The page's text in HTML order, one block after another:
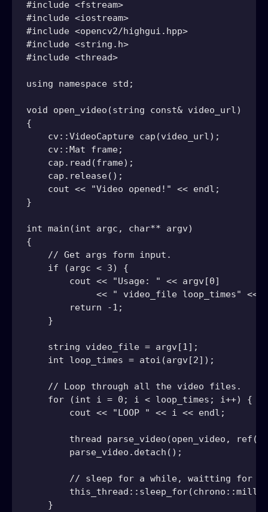
#include <fstream>
#include <iostream>
#include <opencv2/highgui.hpp>
#include <string.h>
#include <thread>
using namespace std;
void open_video(string const& video_url)
{
    cv::VideoCapture cap(video_url);
    cv::Mat frame;
    cap.read(frame);
    cap.release();
    cout << "Video opened!" << endl;
}
int main(int argc, char** argv)
{
    // Get args form input.
    if (argc < 3) {
        cout << "Usage: " << argv[0]
<< " video_file loop_times" <<
        return -1;
    }
    string video_file = argv[1];
    int loop_times = atoi(argv[2]);
    // Loop through all the video files.
    for (int i = 0; i < loop_times; i++) {
        cout << "LOOP " << i << endl;
thread parse_video(open_video,
        parse_video.detach();
// sleep for a while, waitting for
    }